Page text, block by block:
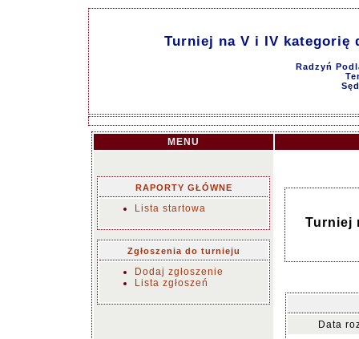
Turniej na V i IV kategorię
Radzyń
MENU
RAPORTY GŁÓWNE
Lista startowa
Zgłoszenia do turnieju
Dodaj zgłoszenie
Lista zgłoszeń
Turniej
Data